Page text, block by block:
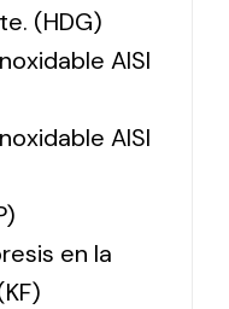
(HDG)
AISI
AISI
en la